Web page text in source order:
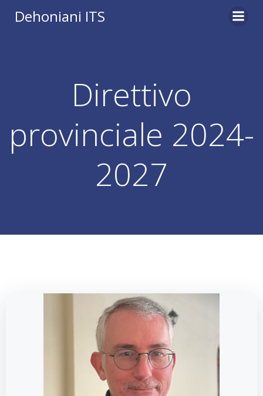
Dehoniani ITS
Direttivo
provinciale 2024-
2027